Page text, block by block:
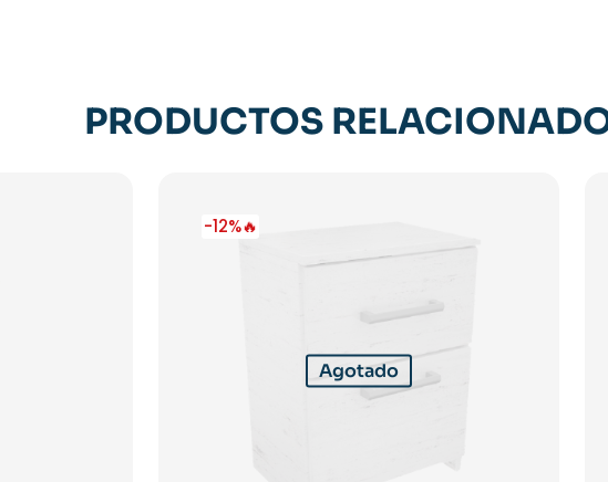
PRODUCTOS
-12%🔥
Agotado